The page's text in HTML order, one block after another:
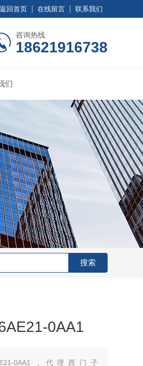
返回首页 在线留言 联系我们
咨询热线
18621916738
们
0AA1
0AA1，代理西门子